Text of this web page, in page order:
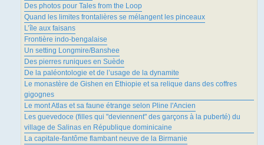
Des photos pour Tales from the Loop
Quand les limites frontalières se mélangent les pinceaux
L’île aux faisans
Frontière indo-bengalaise
Un setting Longmire/Banshee
Des pierres runiques en Suède
De la paléontologie et de l’usage de la dynamite
Le monastère de Gishen en Ethiopie et sa relique dans des coffres
gigognes
Le mont Atlas et sa faune étrange selon Pline l'Ancien
Les guevedoce (filles qui "deviennent" des garçons à la puberté) du
village de Salinas en République dominicaine
La capitale-fantôme flambant neuve de la Birmanie